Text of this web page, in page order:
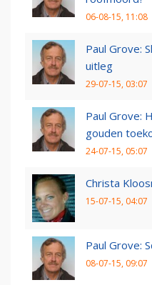
06-08-15, 11:08
Paul Grove:
uitleg
29-07-15, 03:07
Paul Grove:
gouden
24-07-15, 05:07
Christa
15-07-15, 04:07
Paul Grove:
08-07-15, 09:07